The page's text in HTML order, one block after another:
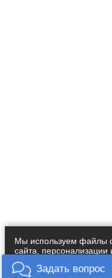
Мы используем файлы
сайта,
пользоваться сайтом,
обработки